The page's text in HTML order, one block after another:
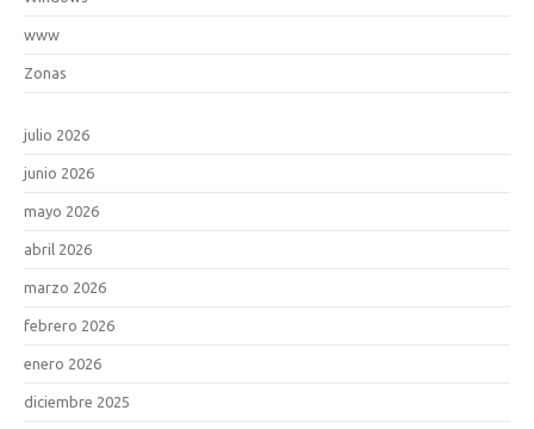
www
Zonas
julio 2026
junio 2026
mayo 2026
abril 2026
marzo 2026
febrero 2026
enero 2026
diciembre 2025